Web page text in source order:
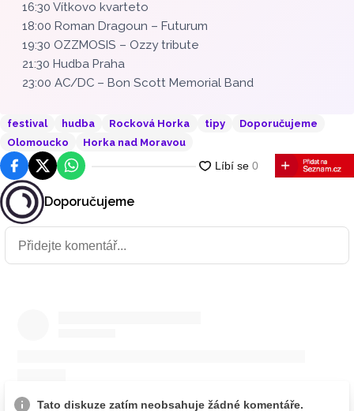
16:30 Vítkovo kvarteto
18:00 Roman Dragoun – Futurum
19:30 OZZMOSIS – Ozzy tribute
21:30 Hudba Praha
23:00 AC/DC – Bon Scott Memorial Band
festival hudba Rocková Horka tipy
Doporučujeme
Olomoucko
Horka nad Moravou
FacebookPlatforma X
WhatsApp
Doporučujeme